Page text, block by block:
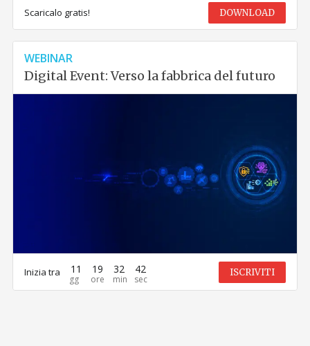
Scaricalo gratis! DOWNLOAD
WEBINAR
Digital Event: Verso la fabbrica del futuro
Inizia tra 11 19 32 42 ISCRIVITI